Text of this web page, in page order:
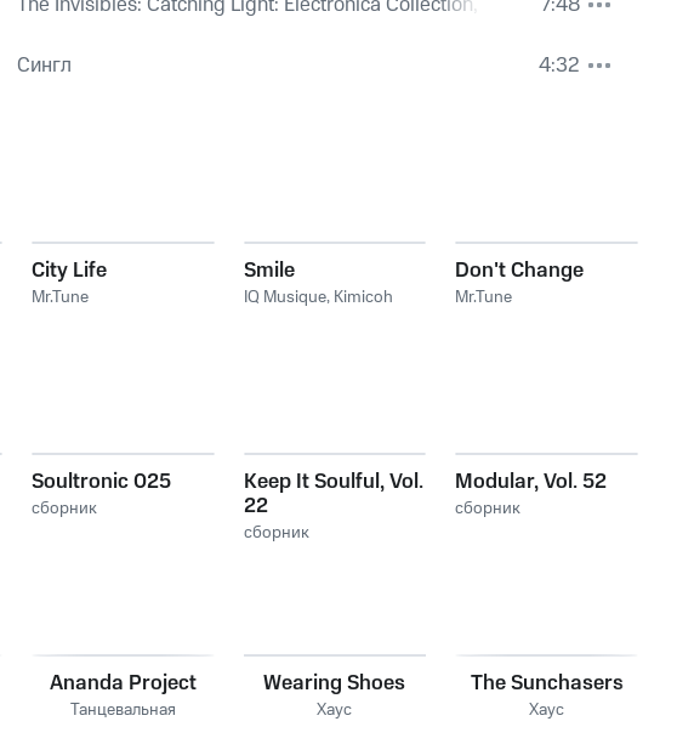
Сингл 4:32
City Life
Mr.Tune
Smile
IQ Musique, Kimicoh
Don't Change
Mr.Tune
Soultronic 025
сборник
Keep It Soulful, Vol.
22
сборник
Modular, Vol. 52
сборник
Ananda Project
Танцевальная
Wearing Shoes
Хаус
The Sunchasers
Хаус